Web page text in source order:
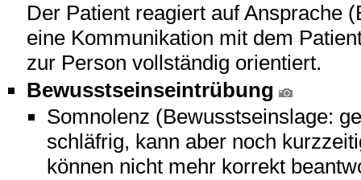
Der Patient reagiert auf Ansprache
eine Kommunikation mit dem
zur Person vollständig orientiert.
Bewusstseinseintrübung
Somnolenz (Bewusstseinslage:
schläfrig, kann aber noch
können nicht mehr korrekt